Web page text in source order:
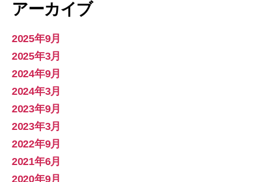
アーカイブ
2025年9月
2025年3月
2024年9月
2024年3月
2023年9月
2023年3月
2022年9月
2021年6月
2020年9月